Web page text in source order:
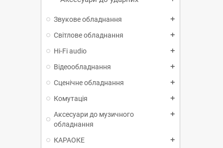
Звукове обладнання add
Світлове обладнання add
Hi-Fi audio add
Відеообладнання add
Сценічне обладнання add
Комутація add
Аксесуари до музичного
обладнання
add
КАРАОКЕ add